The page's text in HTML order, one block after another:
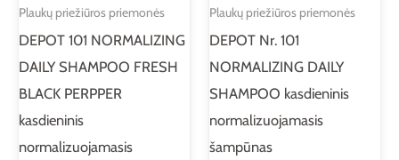
Plaukų priežiūros priemonės
DEPOT 101 NORMALIZING
DAILY SHAMPOO FRESH
BLACK PERPPER
kasdieninis
normalizuojamasis
Plaukų priežiūros priemonės
DEPOT Nr. 101
NORMALIZING DAILY
SHAMPOO kasdieninis
normalizuojamasis
šampūnas